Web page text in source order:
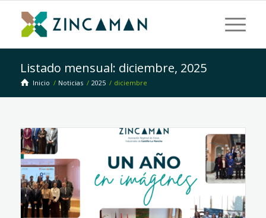
Listado mensual: diciembre, 2025
Inicio / Noticias / 2025 / diciembre